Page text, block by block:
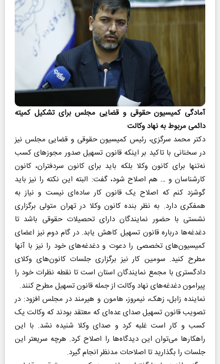
آمادگی کمیسیون حقوقی و قضایی مجلس برای تشکیل کمیته
دائمی مربوط به نهاد وکالت
دکتر محمد سرگزی، رئیس کمیسیون حقوقی و قضایی مجلس نیز
در سخنانی با تاکید بر اینکه قانون تسهیل صدور مجوزهای کسب
نه‌تنها برای کانون وکلا بلکه باید برای کانون سردفتران، کانون
کارشناسان و … هم اصلاح شود، گفت: البته این نکته را نیز باید
گوشزد کنم که اصلاح یک قانون کار ساده‌ای نیست و نیاز به
همفکری دارد. به نظر بنده کانون وکلا در تهران متولی برگزاری
نشستی با حضور نمایندگان دارای تحصیلات حقوقی باشد تا
دغدغه‌ها درباره قانون تسهیل کاهش یابد. در گام دوم نیز اعضای
کمیسیون‌های تخصصی را دعوت و دغدغه‌های خود را نیز با آنها
مطرح کنید. سومین کار نیز برگزاری جلسات کانون‌های وکلای
دادگستری با مجمع نمایندگان استان است تا نقطه نظرات خود را
پیرامون دغدغه‌های نهاد وکالت از جمله قانون تسهیل مطرح کنند.
نماینده زابل، زهک، نیمروز، هامون و هیرمند در مجلس افزود: در
تصویب قانون تسهیل صدای عده‌ای که معتقد بودند که وکالت یک
کسب و کار است غلبه کرد و صدای وکلا شنیده نشد. با این
راهکارها می‌توان این دیدگاه‌ها را اصلاح کرد. هرچه سریعتر این
جلسات را بگذارید تا اصلاحات مدنظر انجام گیرد.